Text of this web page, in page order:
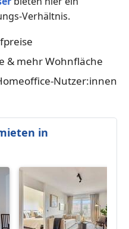
Verhältnis.
& mehr Wohnfläche
Nutzer:innen
in